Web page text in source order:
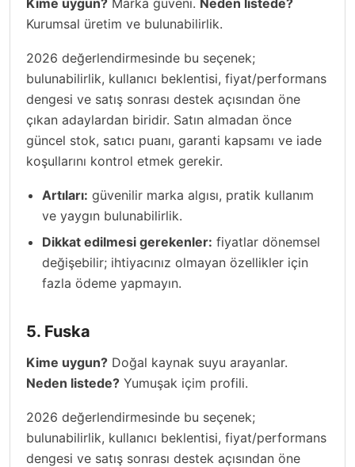
Kime uygun? Marka güveni. Neden listede?
Kurumsal üretim ve bulunabilirlik.
2026 değerlendirmesinde bu seçenek;
bulunabilirlik, kullanıcı beklentisi, fiyat/performans
dengesi ve satış sonrası destek açısından öne
çıkan adaylardan biridir. Satın almadan önce
güncel stok, satıcı puanı, garanti kapsamı ve iade
koşullarını kontrol etmek gerekir.
Artıları: güvenilir marka algısı, pratik kullanım
ve yaygın bulunabilirlik.
Dikkat edilmesi gerekenler: fiyatlar dönemsel
değişebilir; ihtiyacınız olmayan özellikler için
fazla ödeme yapmayın.
5. Fuska
Kime uygun? Doğal kaynak suyu arayanlar.
Neden listede? Yumuşak içim profili.
2026 değerlendirmesinde bu seçenek;
bulunabilirlik, kullanıcı beklentisi, fiyat/performans
dengesi ve satış sonrası destek açısından öne